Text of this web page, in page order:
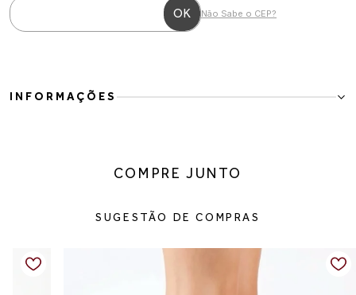
Não Sabe o CEP?
INFORMAÇÕES
salto alto bloco, trazendo imponência ao visual sem abrir mão do
produções que vão do trabalho ao noturno com facilidade.
Cor: marrom
Salto: alto (bloco)
COMPRE JUNTO
SUGESTÃO DE COMPRAS